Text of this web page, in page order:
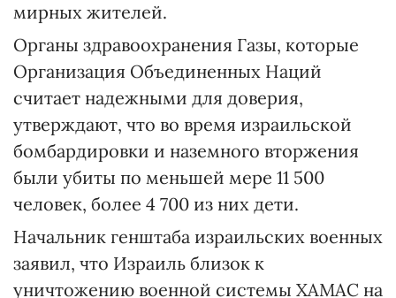
мирных жителей.
Органы здравоохранения Газы, которые
Организация Объединенных Наций
считает надежными для доверия,
утверждают, что во время израильской
бомбардировки и наземного вторжения
были убиты по меньшей мере 11 500
человек, более 4 700 из них дети.
Начальник генштаба израильских военных
заявил, что Израиль близок к
уничтожению военной системы ХАМАС на